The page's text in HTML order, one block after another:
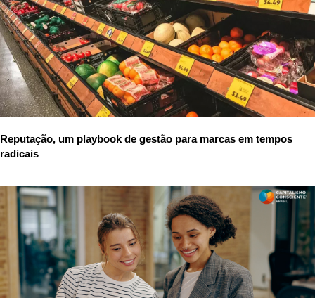
Reputação, um playbook de gestão para marcas em tempos
radicais